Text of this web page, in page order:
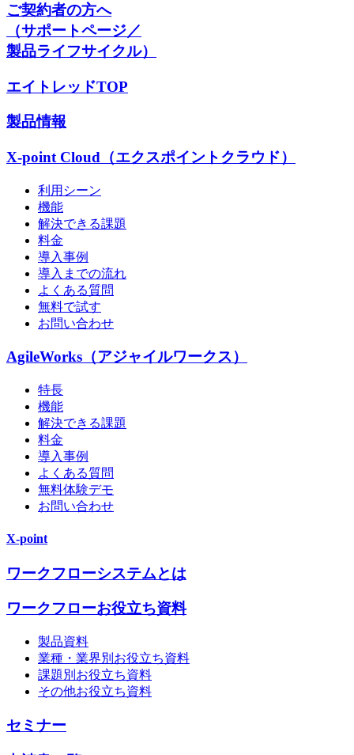
ご契約者の方へ
（サポートページ／
製品ライフサイクル）
エイトレッドTOP
製品情報
X-point Cloud（エクスポイントクラウド）
利用シーン
機能
解決できる課題
料金
導入事例
導入までの流れ
よくある質問
無料で試す
お問い合わせ
AgileWorks（アジャイルワークス）
特長
機能
解決できる課題
料金
導入事例
よくある質問
無料体験デモ
お問い合わせ
X-point
ワークフローシステムとは
ワークフローお役立ち資料
製品資料
業種・業界別お役立ち資料
課題別お役立ち資料
その他お役立ち資料
セミナー